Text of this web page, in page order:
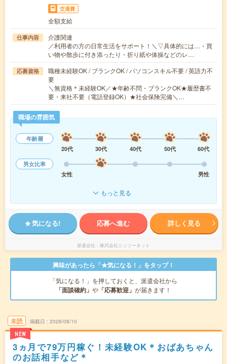
交通費
全額支給
仕事内容
介護関連
／利用者の方の日常生活をサポート！＼▽具体的には…・買
い物や散歩に付き添ったり・折り紙や体操などのレ…
応募資格
職種未経験OK / ブランクOK / パソコンスキル不要 / 英語力不
要
＼無資格＊未経験OK／★年齢不問・ブランクOK★履歴書不
要・来社不要（電話登録OK）★社会保険完備＼…
職場の雰囲気
年齢層
20代
30代 40代 50代
60代
男女比率
女性
男性
もっと見る
気になる! 応募へ進む 詳しく見る
派遣会社 株式会社ニッソーネット
興味があったら「★気になる！」をタップ！
「気になる！」を押しておくと、派遣会社から
「面談確約」 や 「応募歓迎」 が届きます！
未読
NEW
掲載日 2026/08/10
3ヵ月で79万円稼ぐ！未経験OK＊おばあちゃん
のお話相手など＊